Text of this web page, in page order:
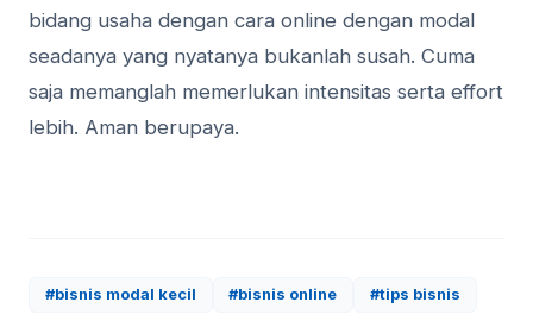
bidang usaha dengan cara online dengan modal
seadanya yang nyatanya bukanlah susah. Cuma
saja memanglah memerlukan intensitas serta effort
lebih. Aman berupaya.
#bisnis modal kecil #bisnis online #tips bisnis